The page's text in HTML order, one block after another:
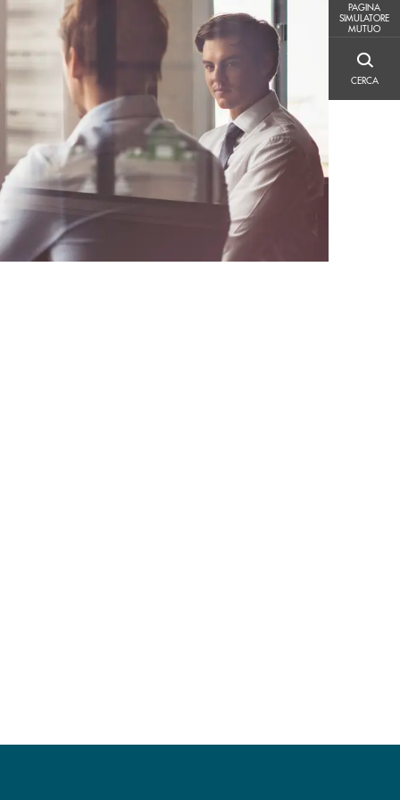
PAGINA
SIMULATORE
MUTUO
PAGINA SIMULATORE MUTUO
CERCA
CERCA